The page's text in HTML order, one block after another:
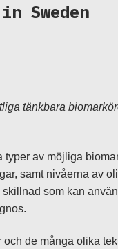
Sweden
tänkbara
typer av möjliga
samt nivåerna av
som kan
och de många olika